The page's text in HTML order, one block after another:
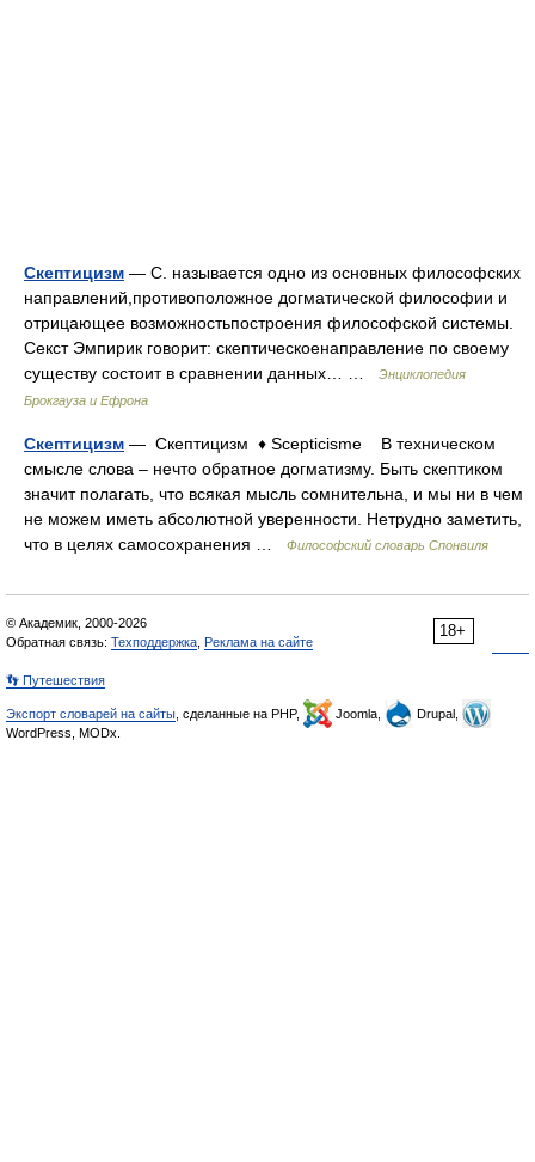
Скептицизм — С. называется одно из основных философских
направлений,противоположное догматической философии и
отрицающее возможностьпостроения философской системы.
Секст Эмпирик говорит: скептическоенаправление по своему
существу состоит в сравнении данных… …
Энциклопедия
Брокгауза и Ефрона
Скептицизм — Скептицизм ♦ Scepticisme В техническом
смысле слова – нечто обратное догматизму. Быть скептиком
значит полагать, что всякая мысль сомнительна, и мы ни в чем
не можем иметь абсолютной уверенности. Нетрудно заметить,
что в целях самосохранения …
Философский словарь Спонвиля
18+
© Академик, 2000-2026
Обратная связь: Техподдержка Реклама на сайте
👣 Путешествия
Экспорт словарей на сайты , сделанные на PHP, Joomla,
Drupal,
WordPress, MODx.